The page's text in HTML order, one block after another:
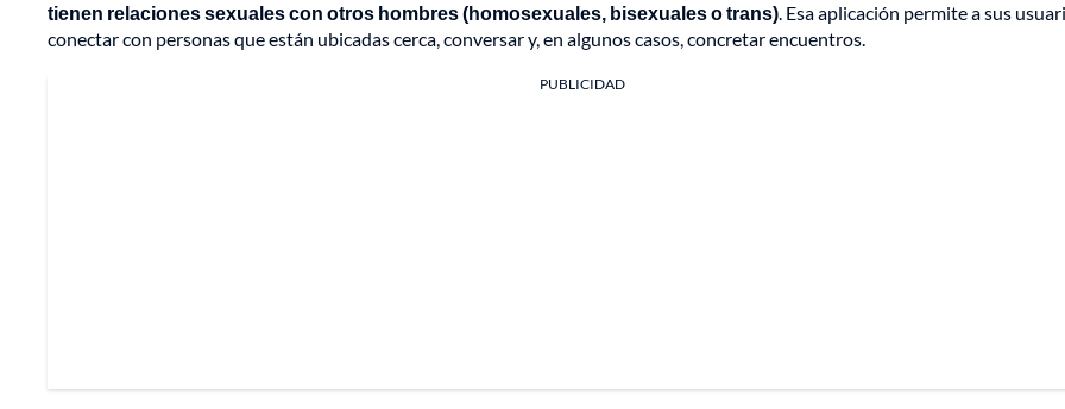
tienen relaciones sexuales con otros hombres (homosexuales, bisexuales o trans). Esa aplicación permite a sus
conectar con personas que están ubicadas cerca, conversar y, en algunos casos, concretar encuentros.
PUBLICIDAD